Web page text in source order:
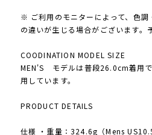
※ ご利用のモニターによって、色調
の違いが生じる場合がございます。
COODINATION MODEL SIZE
MEN'S モデルは普段26.0cm着用
用しています。
PRODUCT DETAILS
仕様 ・重量：324.6g（Mens